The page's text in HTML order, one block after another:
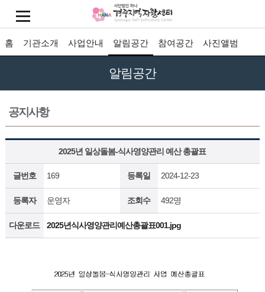
홈 기관소개 사업안내 알림공간 참여공간 사진앨범
알림공간
공지사항
2025년 일상돌봄-식사영양관리 예산 총괄표
글번호 169 등록일 2024-12-23
등록자 운영자 조회수 492명
다운로드 2025년식사영양관리예산총괄표001.jpg